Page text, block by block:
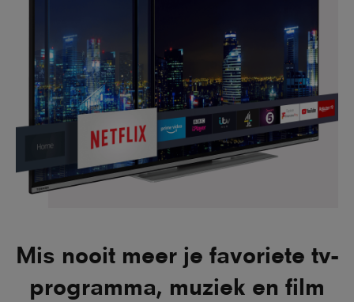
Mis nooit meer je favoriete tv-
programma, muziek en film